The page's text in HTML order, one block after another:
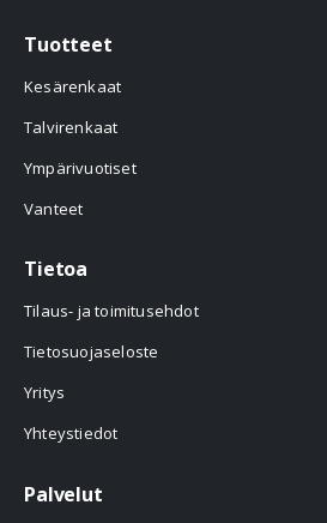
Tuotteet
Kesärenkaat
Talvirenkaat
Ympärivuotiset
Vanteet
Tietoa
Tilaus- ja toimitusehdot
Tietosuojaseloste
Yritys
Yhteystiedot
Palvelut